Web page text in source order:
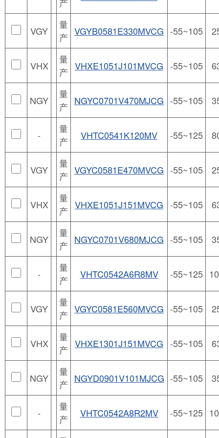
VGY
量
产 VGYB0581E330MVCG -55~105
VHX
量
产 VHXE1051J101MVCG -55~105
NGY
量
产 NGYC0701V470MJCG -55~105
-
量
产
VHTC0541K120MV -55~125
VGY
量
产 VGYC0581E470MVCG -55~105
VHX
量
产 VHXE1051J151MVCG -55~105
NGY
量
产 NGYC0701V680MJCG -55~105
-
量
产
VHTC0542A6R8MV -55~125
VGY
量
产 VGYC0581E560MVCG -55~105
VHX
量
产 VHXE1301J151MVCG -55~105
NGY
量
产 NGYD0901V101MJCG -55~105
-
量
产
VHTC0542A8R2MV -55~125